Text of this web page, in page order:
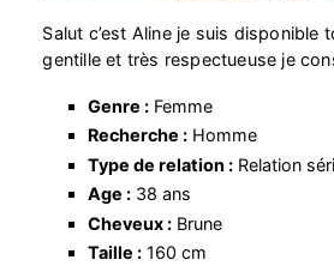
Salut c’est Aline je suis disponible
gentille et très respectueuse je
Genre :Femme
Recherche :Homme
Type de relation :Relation
Age :38 ans
Cheveux :Brune
Taille :160 cm